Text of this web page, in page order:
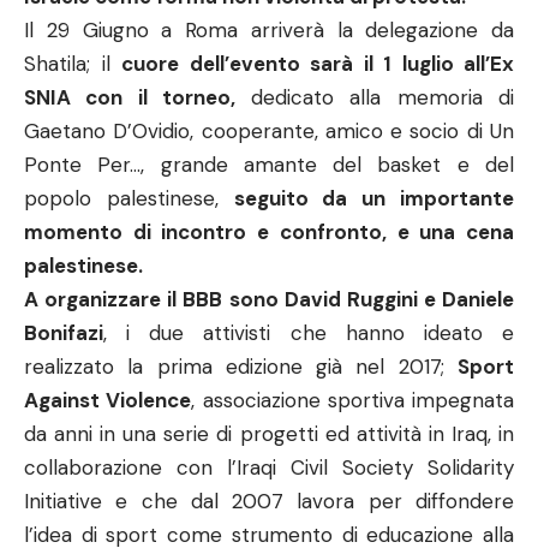
Il 29 Giugno a Roma arriverà la delegazione da
Shatila; il cuore dell’evento sarà il 1 luglio all’Ex
SNIA con il torneo, dedicato alla memoria di
Gaetano D’Ovidio, cooperante, amico e socio di Un
Ponte Per…, grande amante del basket e del
popolo palestinese, seguito da un importante
momento di incontro e confronto, e una cena
palestinese.
A organizzare il BBB sono David Ruggini e Daniele
Bonifazi, i due attivisti che hanno ideato e
realizzato la prima edizione già nel 2017; Sport
Against Violence, associazione sportiva impegnata
da anni in una serie di progetti ed attività in Iraq, in
collaborazione con l’Iraqi Civil Society Solidarity
Initiative e che dal 2007 lavora per diffondere
l’idea di sport come strumento di educazione alla